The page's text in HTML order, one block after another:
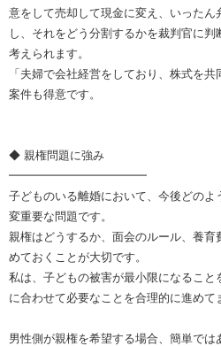
意をして売却して現金に変え、いった
し、それをどう分割するかを裁判官に
考えられます。
「夫婦で会社経営をしており、株式を
案件も得意です。
◆ 親権問題に強み
━━━━━━━━━━━━
子どものいる離婚において、今後どの
変重要な問題です。
親権はどうするか、面会のルール、養
めておくことが大切です。
私は、子どもの被害が最小限になること
に合わせて必要なことを合理的に進めて
男性側が親権を希望する場合、簡単で